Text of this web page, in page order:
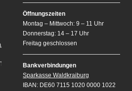
Öffnungszeiten
Montag – Mittwoch: 9 – 11 Uhr
Donnerstag: 14 – 17 Uhr
Freitag geschlossen
Bankverbindungen
Sparkasse Waldkraiburg
IBAN: DE60 7115 1020 0000 1022